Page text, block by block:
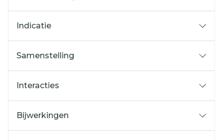
Indicatie
Samenstelling
Interacties
Bijwerkingen